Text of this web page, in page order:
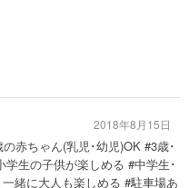
赤ちゃん(乳児･幼児)OK #3歳･
生の子供が楽しめる #中学生･
緒に大人も楽しめる #駐車場あ
2018年8月15日